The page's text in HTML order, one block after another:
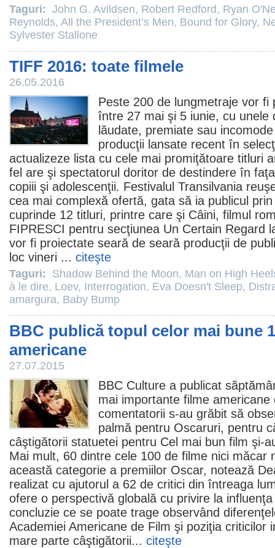
Taguri: John G. Avildsen, Robert Redford, Ryan
Reynolds, All the President’s Men, Bound for Glory,
Sylvester Stallone
TIFF 2016: toate filmele
26.05.2016
Peste 200 de lungmetraje vor fi
între 27 mai şi 5 iunie, cu unele
lăudate, premiate sau
producţii lansate recent în
actualizeze lista cu cele mai promiţătoare titluri
fel are şi spectatorul doritor de destindere în
copiii şi adolescenţii. Festivalul Transilvania
cea mai complexă ofertă, gata să ia publicul
cuprinde 12 titluri, printre care şi Câini, filmul
FIPRESCI pentru secţiunea Un Certain Regard
vor fi proiectate seară de seară producţii de
loc vineri ... citeşte
Taguri: Shadow Behind the Moon, Man on High
à le dire, Loev, Interrogation, Eva Doesn't Sleep,
amargura, Baby Bump
BBC publică topul celor mai bune
americane
27.07.2015
BBC Culture a publicat
mai importante filme americane
comentatorii s-au grăbit să
palmă pentru Oscaruri, pentru
câştigătorii statuetei pentru Cel mai bun film şi-
Mai mult, 60 dintre cele 100 de filme nici măcar
această categorie a premiilor Oscar, notează
realizat cu ajutorul a 62 de critici din întreaga
ofere o perspectivă globală cu privire la
concluzie ce se poate trage observând
Academiei Americane de Film şi poziţia criticilor
mare parte câştigătorii... citeşte